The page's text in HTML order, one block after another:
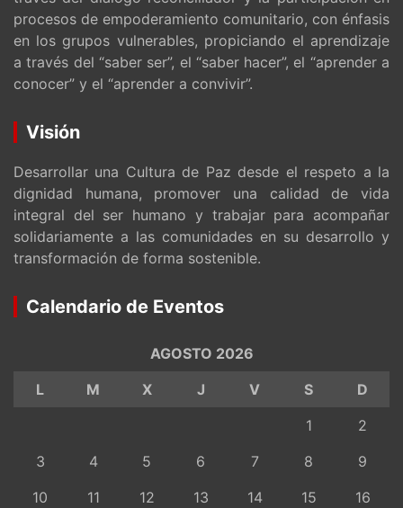
procesos de empoderamiento comunitario, con énfasis
en los grupos vulnerables, propiciando el aprendizaje
a través del “saber ser”, el “saber hacer”, el “aprender a
conocer” y el “aprender a convivir”.
Visión
Desarrollar una Cultura de Paz desde el respeto a la
dignidad humana, promover una calidad de vida
integral del ser humano y trabajar para acompañar
solidariamente a las comunidades en su desarrollo y
transformación de forma sostenible.
Calendario de Eventos
AGOSTO 2026
L
M X J V S
D
1
2
3
4 5 6 7 8
9
10
11 12 13 14 15 16